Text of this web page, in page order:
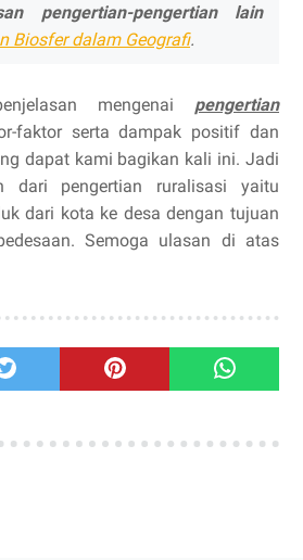
pengertian-pengertian lain
Biosfer dalam Geografi.
mengenai pengertian
faktor serta dampak positif dan
dapat kami bagikan kali ini. Jadi
dari pengertian ruralisasi yaitu
dari kota ke desa dengan tujuan
Semoga ulasan di atas